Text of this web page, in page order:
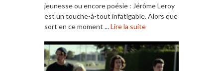
jeunesse ou encore poésie : Jérôme Leroy
est un touche-à-tout infatigable. Alors que
sort en ce moment ...Lire la suite